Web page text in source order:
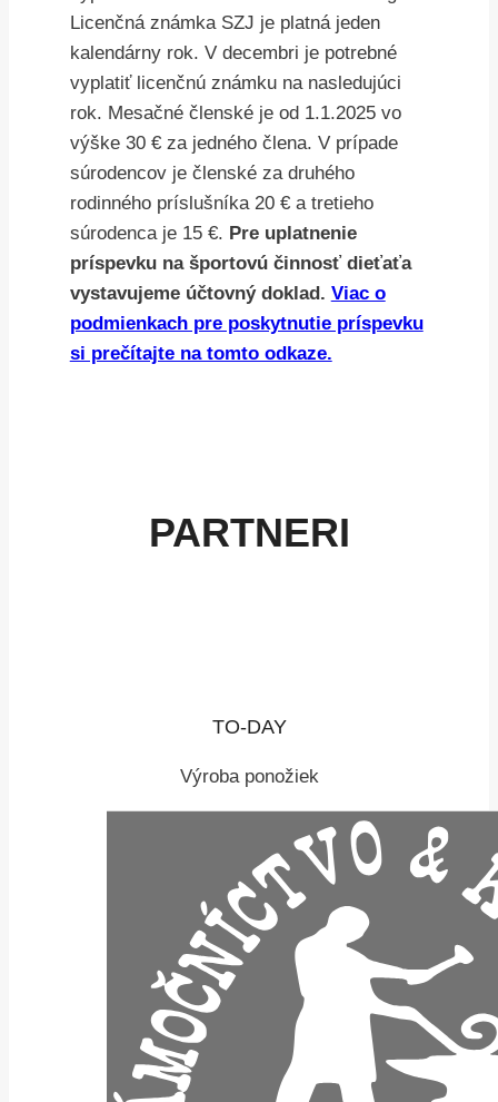
Licenčná známka SZJ je platná jeden
kalendárny rok. V decembri je potrebné
vyplatiť licenčnú známku na nasledujúci
rok. Mesačné členské je od 1.1.2025 vo
výške 30 € za jedného člena. V prípade
súrodencov je členské za druhého
rodinného príslušníka 20 € a tretieho
súrodenca je 15 €. Pre uplatnenie
príspevku na športovú činnosť dieťaťa
vystavujeme účtovný doklad. Viac o
podmienkach pre poskytnutie príspevku
si prečítajte na tomto odkaze.
PARTNERI
TO-DAY
Výroba ponožiek